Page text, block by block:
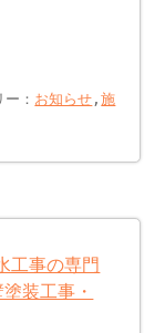
： お知らせ ,施
工事の専門
装工事・